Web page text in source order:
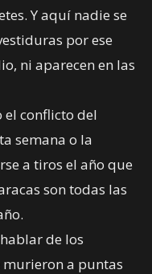
Y aquí nadie se
por ese
ni aparecen en las
el conflicto del
semana o la
a tiros el año que
son todas las
de los
a puntas